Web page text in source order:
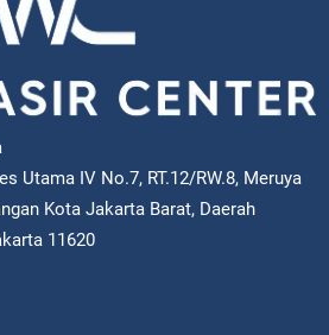
Utama IV No.7, RT.12/RW.8, Meruya
Kota Jakarta Barat, Daerah
11620